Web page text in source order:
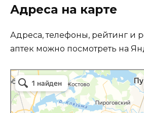
Адреса на карте
Адреса, телефоны, рейтинг и
аптек можно посмотреть на